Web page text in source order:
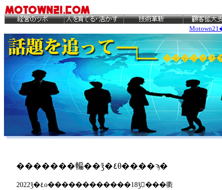
�������䡢��ǯ�٤θ��̤��ϡ�
2022ǯ�٤ο������������18ǯ�ٰ��衢